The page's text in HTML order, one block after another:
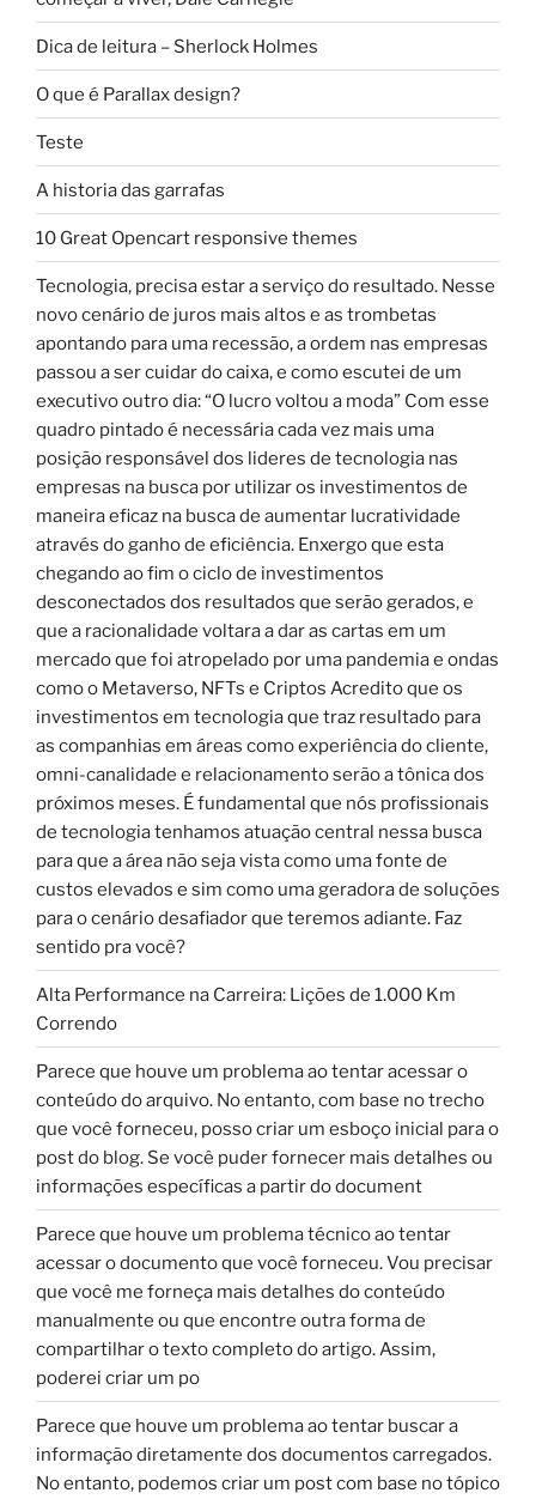
Dica de leitura – Sherlock Holmes
O que é Parallax design?
Teste
A historia das garrafas
10 Great Opencart responsive themes
Tecnologia, precisa estar a serviço do resultado. Nesse
novo cenário de juros mais altos e as trombetas
apontando para uma recessão, a ordem nas empresas
passou a ser cuidar do caixa, e como escutei de um
executivo outro dia: “O lucro voltou a moda” Com esse
quadro pintado é necessária cada vez mais uma
posição responsável dos lideres de tecnologia nas
empresas na busca por utilizar os investimentos de
maneira eficaz na busca de aumentar lucratividade
através do ganho de eficiência. Enxergo que esta
chegando ao fim o ciclo de investimentos
desconectados dos resultados que serão gerados, e
que a racionalidade voltara a dar as cartas em um
mercado que foi atropelado por uma pandemia e ondas
como o Metaverso, NFTs e Criptos Acredito que os
investimentos em tecnologia que traz resultado para
as companhias em áreas como experiência do cliente,
omni-canalidade e relacionamento serão a tônica dos
próximos meses. É fundamental que nós profissionais
de tecnologia tenhamos atuação central nessa busca
para que a área não seja vista como uma fonte de
custos elevados e sim como uma geradora de soluções
para o cenário desafiador que teremos adiante. Faz
sentido pra você?
Alta Performance na Carreira: Lições de 1.000 Km
Correndo
Parece que houve um problema ao tentar acessar o
conteúdo do arquivo. No entanto, com base no trecho
que você forneceu, posso criar um esboço inicial para o
post do blog. Se você puder fornecer mais detalhes ou
informações específicas a partir do document
Parece que houve um problema técnico ao tentar
acessar o documento que você forneceu. Vou precisar
que você me forneça mais detalhes do conteúdo
manualmente ou que encontre outra forma de
compartilhar o texto completo do artigo. Assim,
poderei criar um po
Parece que houve um problema ao tentar buscar a
informação diretamente dos documentos carregados.
No entanto, podemos criar um post com base no tópico